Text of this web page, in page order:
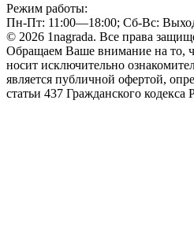
Режим работы:
Пн-Пт: 11:00—18:00; Сб-Вс:
© 2026 1nagrada. Все права
Обращаем Ваше внимание на то,
носит исключительно
является публичной офертой,
статьи 437 Гражданского